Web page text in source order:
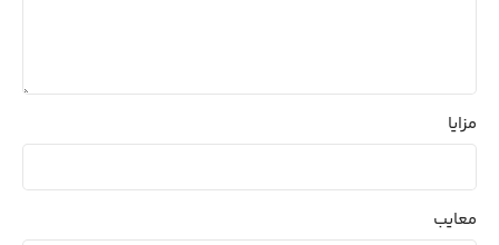
مزایا
معایب